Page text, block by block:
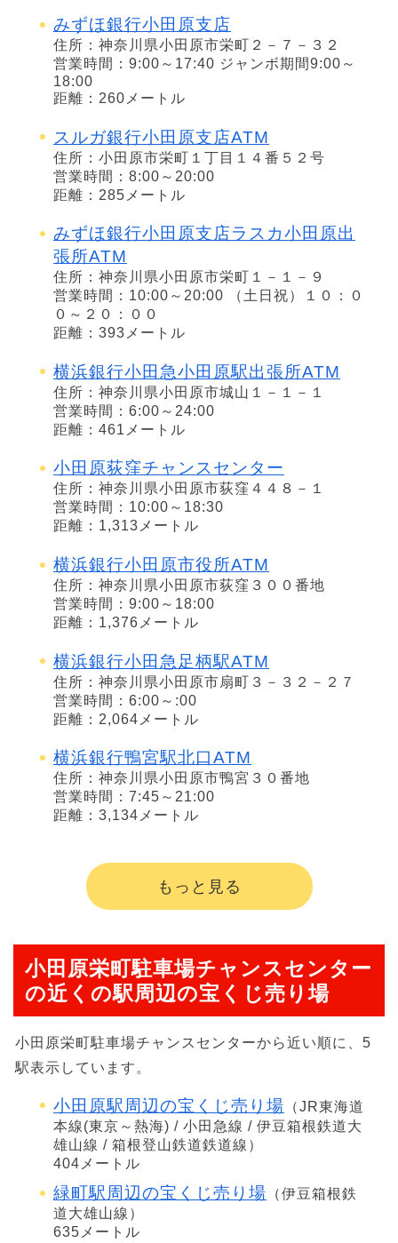
みずほ銀行小田原支店
住所：神奈川県小田原市栄町２－７－３２
営業時間：9:00～17:40 ジャンボ期間9:00～
18:00
距離：260メートル
スルガ銀行小田原支店ATM
住所：小田原市栄町１丁目１４番５２号
営業時間：8:00～20:00
距離：285メートル
みずほ銀行小田原支店ラスカ小田原出
張所ATM
住所：神奈川県小田原市栄町１－１－９
営業時間：10:00～20:00 （土日祝）１０：０
０～２０：００
距離：393メートル
横浜銀行小田急小田原駅出張所ATM
住所：神奈川県小田原市城山１－１－１
営業時間：6:00～24:00
距離：461メートル
小田原荻窪チャンスセンター
住所：神奈川県小田原市荻窪４４８－１
営業時間：10:00～18:30
距離：1,313メートル
横浜銀行小田原市役所ATM
住所：神奈川県小田原市荻窪３００番地
営業時間：9:00～18:00
距離：1,376メートル
横浜銀行小田急足柄駅ATM
住所：神奈川県小田原市扇町３－３２－２７
営業時間：6:00～:00
距離：2,064メートル
横浜銀行鴨宮駅北口ATM
住所：神奈川県小田原市鴨宮３０番地
営業時間：7:45～21:00
距離：3,134メートル
もっと見る
小田原栄町駐車場チャンスセンター
の近くの駅周辺の宝くじ売り場
小田原栄町駐車場チャンスセンターから近い順に、5
駅表示しています。
小田原駅周辺の宝くじ売り場 （JR東海道
本線(東京～熱海) / 小田急線 / 伊豆箱根鉄道大
雄山線 / 箱根登山鉄道鉄道線）
404メートル
緑町駅周辺の宝くじ売り場 （伊豆箱根鉄
道大雄山線）
635メートル